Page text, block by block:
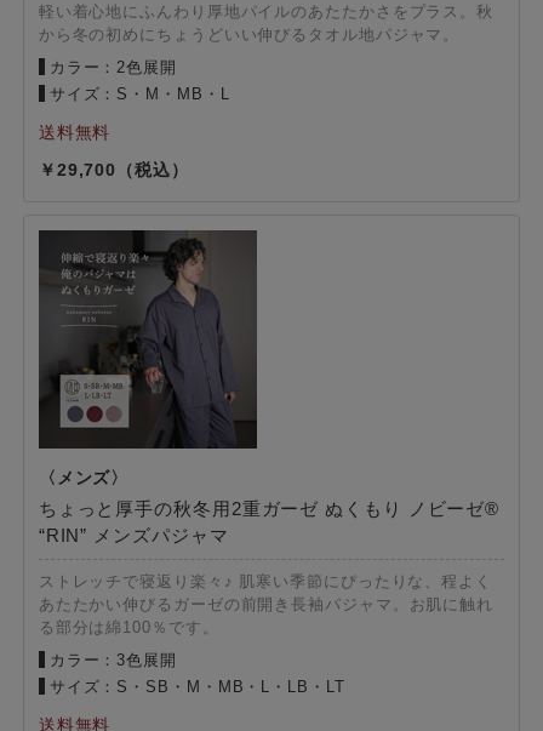
軽い着心地にふんわり厚地パイルのあたたかさをプラス。秋
から冬の初めにちょうどいい伸びるタオル地パジャマ。
カラー：2色展開
サイズ：S・M・MB・L
29,700
ちょっと厚手の秋冬用2重ガーゼ ぬくもり ノビーゼ®
“RIN” メンズパジャマ
ストレッチで寝返り楽々♪ 肌寒い季節にぴったりな、程よく
あたたかい伸びるガーゼの前開き長袖パジャマ。お肌に触れ
る部分は綿100％です。
カラー：3色展開
サイズ：S・SB・M・MB・L・LB・LT